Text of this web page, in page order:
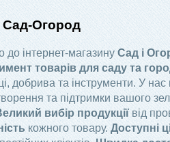
Сад-Огород
інтернет-магазину Сад і
товарів для саду та
добрива та інструменти. У
та підтримки вашого
вибір продукції від
кожного товару.Доступні